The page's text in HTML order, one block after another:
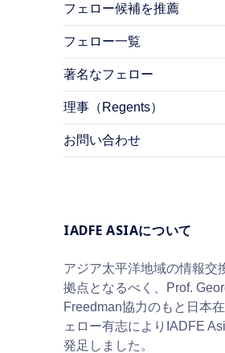
フェロー候補を推薦
フェロー一覧
著名なフェロー
理事（Regents）
お問い合わせ
IADFE ASIAについて
アジア太平洋地域の情報交
拠点となるべく、Prof.
Freedman協力のもと日本
ェロー有志によりIADFE
発足しました。